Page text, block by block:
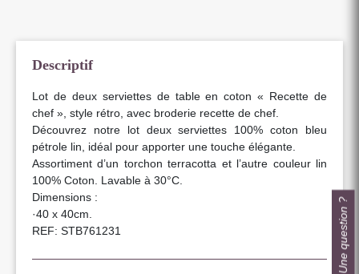
Descriptif
Lot de deux serviettes de table en coton « Recette de
chef », style rétro, avec broderie recette de chef.
Découvrez notre lot deux serviettes 100% coton bleu
pétrole lin, idéal pour apporter une touche élégante.
Assortiment d’un torchon terracotta et l’autre couleur lin
100% Coton. Lavable à 30°C.
Dimensions :
·40 x 40cm.
REF: STB761231
Une question ?